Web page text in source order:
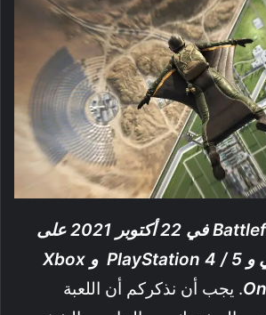
تتوفر Battlefield 2042 في 22 أكتوبر 2021 على
الحاسب الشخصي و PlayStation 4 / 5 و Xbox
. يجب أن نذكركم أن اللعبة